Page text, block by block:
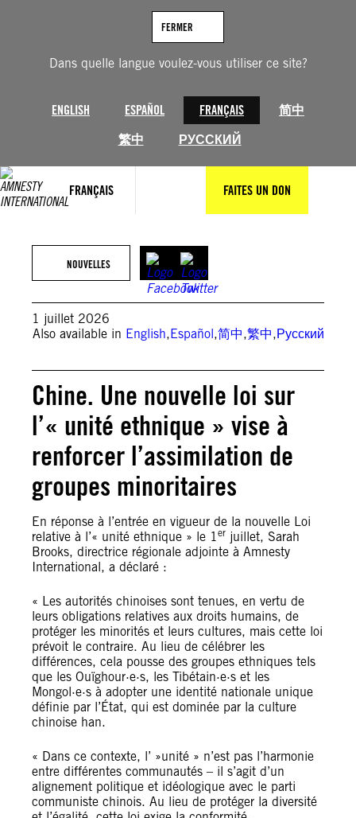
Dans quelle langue voulez-vous utiliser ce site?
ENGLISH ESPAÑOL FRANÇAIS
简中
繁中
РУССКИЙ
FERMER
FRANÇAIS FAITES UN DON
NOUVELLES
1 juillet 2026
Also available in English,Español,简中,繁中,Русский
Chine. Une nouvelle loi sur
l’« unité ethnique » vise à
renforcer l’assimilation de
groupes minoritaires
En réponse à l’entrée en vigueur de la nouvelle Loi
relative à l’« unité ethnique » le 1er juillet, Sarah
Brooks, directrice régionale adjointe à Amnesty
International, a déclaré :
« Les autorités chinoises sont tenues, en vertu de
leurs obligations relatives aux droits humains, de
protéger les minorités et leurs cultures, mais cette loi
prévoit le contraire. Au lieu de célébrer les
différences, cela pousse des groupes ethniques tels
que les Ouïghour·e·s, les Tibétain·e·s et les
Mongol·e·s à adopter une identité nationale unique
définie par l’État, qui est dominée par la culture
chinoise han.
« Dans ce contexte, l’ »unité » n’est pas l’harmonie
entre différentes communautés – il s’agit d’un
alignement politique et idéologique avec le parti
communiste chinois. Au lieu de protéger la diversité